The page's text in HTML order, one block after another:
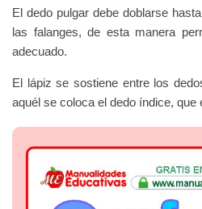
El dedo pulgar debe doblarse
las falanges, de esta manera
adecuado.
El lápiz se sostiene entre los
aquél se coloca el dedo índice, que